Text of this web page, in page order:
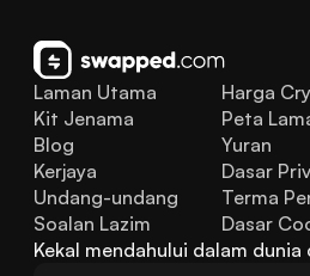
Laman Utama
Kit Jenama
Blog
Soalan Lazim
Undang-undang
Kerjaya
Harga
Peta
Yuran
Dasar
Terma
Dasar
Kekal mendahului dalam